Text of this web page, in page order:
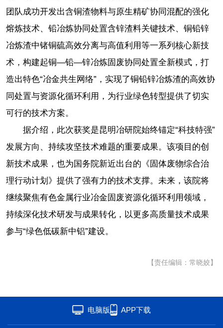
团队成功开发出含铜渣物料与原生精矿协同混配的强化
熔炼技术、铅冶炼协同处置含锌渣料关键技术、铜铅锌
冶炼渣中锗铜硫高效分离与高值利用等一系列核心新技
术，构建起铜—铅—锌冶炼固废协同处置全新模式，打
造出特色“冶金共生网络”，实现了铜铅锌冶炼渣的高效协
同处置与资源化循环利用，为行业绿色转型提供了切实
可行的技术方案。
据介绍，此次获奖是昆明冶研院始终锚定“科技特强”
发展方向、持续攻坚技术难题的重要成果。该项目的创
新技术成果，也为国务院新近出台的《固体废物综合治
理行动计划》提供了强有力的技术支撑。未来，该院将
继续聚焦有色金属行业冶金固废资源化循环利用领域，
持续深化技术研发与成果转化，以更多高质量技术成果
参与“绿色低碳新中铝”建设。
【责任编辑：常晓姣】
电脑版 APP下载